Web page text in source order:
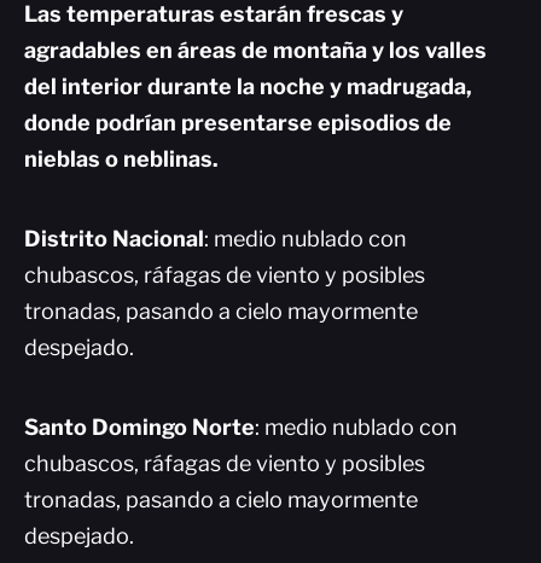
Las temperaturas estarán frescas y
agradables en áreas de montaña y los valles
del interior durante la noche y madrugada,
donde podrían presentarse episodios de
nieblas o neblinas.
Distrito Nacional: medio nublado con
chubascos, ráfagas de viento y posibles
tronadas, pasando a cielo mayormente
despejado.
Santo Domingo Norte: medio nublado con
chubascos, ráfagas de viento y posibles
tronadas, pasando a cielo mayormente
despejado.